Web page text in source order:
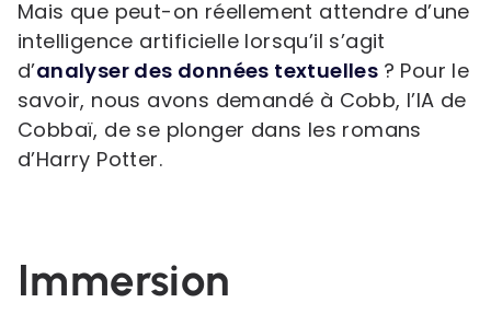
Mais que peut-on réellement attendre d’une
intelligence artificielle lorsqu’il s’agit
d’analyser des données textuelles ? Pour le
savoir, nous avons demandé à Cobb, l’IA de
Cobbaï, de se plonger dans les romans
d’Harry Potter.
Immersion